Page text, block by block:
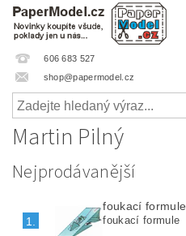
606 683 527
shop@papermodel.cz
Martin Pilný
Nejprodávanější
1.
foukací formule
foukací formule